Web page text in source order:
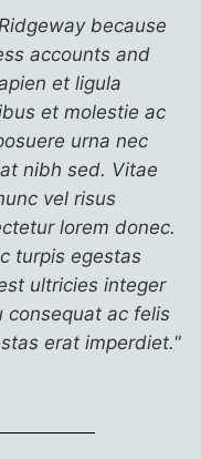
because
accounts and
et ligula
et molestie ac
urna nec
nibh sed. Vitae
vel risus
lorem donec.
turpis egestas
ultricies integer
consequat ac felis
erat imperdiet."